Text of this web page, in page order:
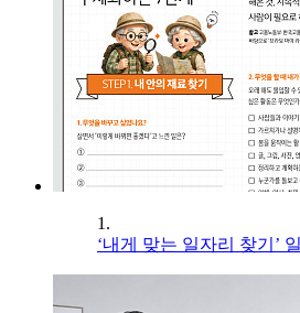
1.
‘내게 맞는 일자리 찾기’